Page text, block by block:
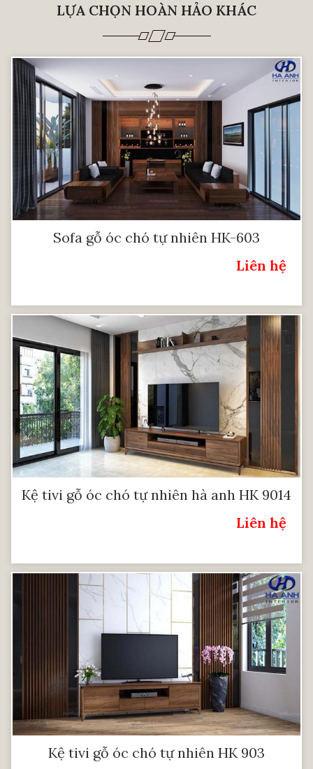
LỰA CHỌN HOÀN HẢO KHÁC
Sofa gỗ óc chó tự nhiên HK-603
Liên hệ
Kệ tivi gỗ óc chó tự nhiên hà anh HK 9014
Liên hệ
Kệ tivi gỗ óc chó tự nhiên HK 903